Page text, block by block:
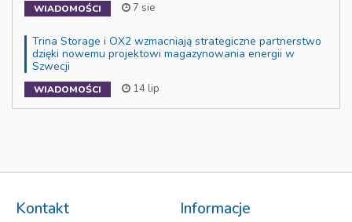
WIADOMOŚCI 7 sie
Trina Storage i OX2 wzmacniają strategiczne partnerstwo
dzięki nowemu projektowi magazynowania energii w
Szwecji
WIADOMOŚCI 14 lip
Kontakt Informacje